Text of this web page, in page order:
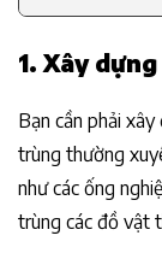
1. Xây
Bạn cần phải
trùng thường
như các ống
trùng các đồ vật